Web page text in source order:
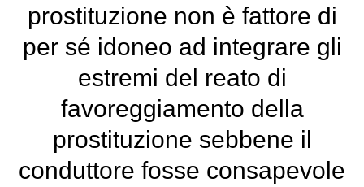
prostituzione non è fattore di
per sé idoneo ad integrare gli
estremi del reato di
favoreggiamento della
prostituzione sebbene il
conduttore fosse consapevole